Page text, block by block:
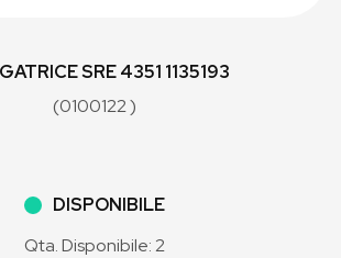
SRE 4351 1135193
(0100122 )
DISPONIBILE
Qta. Disponibile: 2